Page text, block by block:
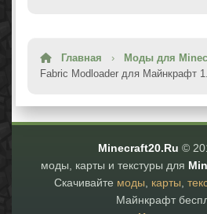
Главная › Моды для
Fabric Modloader для Майнкрафт
Minecraft20.Ru ©
моды, карты и текстуры для
Скачивайте моды, карты,
Майнкрафт